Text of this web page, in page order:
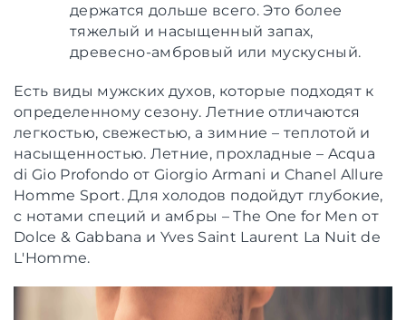
держатся дольше всего. Это более
тяжелый и насыщенный запах,
древесно-амбровый или мускусный.
Есть виды мужских духов, которые подходят к
определенному сезону. Летние отличаются
легкостью, свежестью, а зимние – теплотой и
насыщенностью. Летние, прохладные – Acqua
di Gio Profondo от Giorgio Armani и Chanel Allure
Homme Sport. Для холодов подойдут глубокие,
с нотами специй и амбры – The One for Men от
Dolce & Gabbana и Yves Saint Laurent La Nuit de
L'Homme.